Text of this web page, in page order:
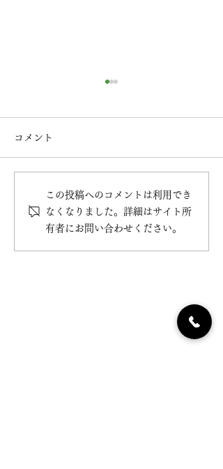
3/3は上巳の節句【 雛まつ
りのお菓子のご案内】
コメント
この投稿へのコメントは利用でき
なくなりました。詳細はサイト所
有者にお問い合わせください。